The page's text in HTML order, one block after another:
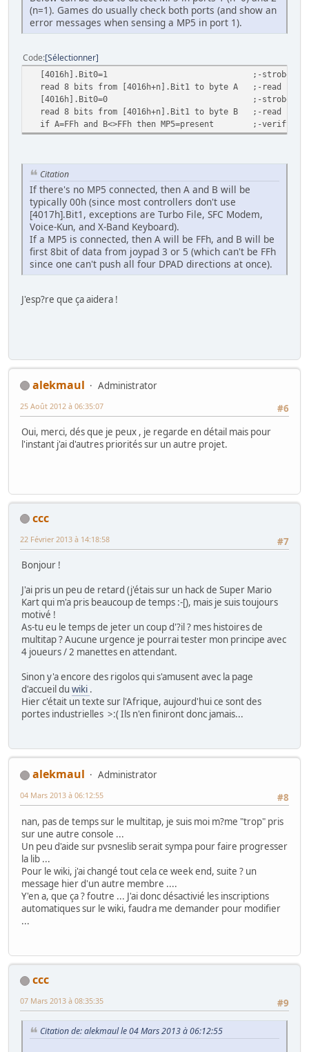
(n=1). Games do usually check both ports (and show an
error messages when sensing a MP5 in port 1).
Code Sélectionner
[4016h].Bit0=1 ;-strobe on (force
read 8 bits from [4016h+n].Bit1 to byte A ;-read byte
[4016h].Bit0=0 ;-strobe off
read 8 bits from [4016h+n].Bit1 to byte B ;-read byte
if A=FFh and B<>FFh then MP5=present ;-verify
Citation
If there's no MP5 connected, then A and B will be
typically 00h (since most controllers don't use
[4017h].Bit1, exceptions are Turbo File, SFC Modem,
Voice-Kun, and X-Band Keyboard).
If a MP5 is connected, then A will be FFh, and B will be
first 8bit of data from joypad 3 or 5 (which can't be FFh
since one can't push all four DPAD directions at once).
J'esp?re que ça aidera !
alekmaul
Administrator
#6
25 Août 2012 à 06:35:07
Oui, merci, dés que je peux , je regarde en détail mais pour
l'instant j'ai d'autres priorités sur un autre projet.
ccc
#7
22 Février 2013 à 14:18:58
Bonjour !
J'ai pris un peu de retard (j'étais sur un hack de Super Mario
Kart qui m'a pris beaucoup de temps :-[), mais je suis toujours
motivé !
As-tu eu le temps de jeter un coup d'?il ? mes histoires de
multitap ? Aucune urgence je pourrai tester mon principe avec
4 joueurs / 2 manettes en attendant.
Sinon y'a encore des rigolos qui s'amusent avec la page
d'accueil du wiki .
Hier c'était un texte sur l'Afrique, aujourd'hui ce sont des
portes industrielles >:( Ils n'en finiront donc jamais...
alekmaul
Administrator
#8
04 Mars 2013 à 06:12:55
nan, pas de temps sur le multitap, je suis moi m?me "trop" pris
sur une autre console ...
Un peu d'aide sur pvsneslib serait sympa pour faire progresser
la lib ...
Pour le wiki, j'ai changé tout cela ce week end, suite ? un
message hier d'un autre membre ....
Y'en a, que ça ? foutre ... J'ai donc désactivié les inscriptions
automatiques sur le wiki, faudra me demander pour modifier
...
ccc
#9
07 Mars 2013 à 08:35:35
Citation de: alekmaul le 04 Mars 2013 à 06:12:55